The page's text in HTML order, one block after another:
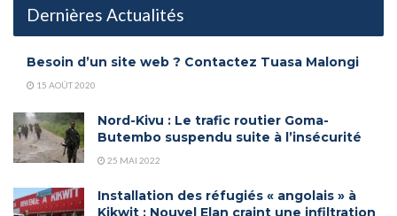
Dernières Actualités
Besoin d’un site web ? Contactez Tuasa Malongi
15 AOÛT 2020
Nord-Kivu : Le trafic routier Goma-
Butembo suspendu suite à l’insécurité
25 MAI 2022
Installation des réfugiés « angolais » à
Kikwit : Nouvel Elan craint une infiltration